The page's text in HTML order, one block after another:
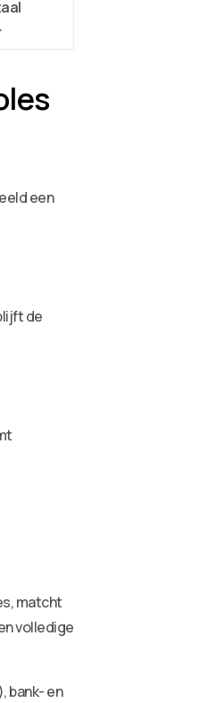
een
de
matcht
volledige
bank- en